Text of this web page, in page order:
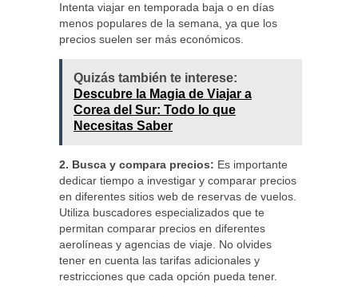
Intenta viajar en temporada baja o en días
menos populares de la semana, ya que los
precios suelen ser más económicos.
Quizás también te interese:
Descubre la Magia de Viajar a
Corea del Sur: Todo lo que
Necesitas Saber
2. Busca y compara precios: Es importante
dedicar tiempo a investigar y comparar precios
en diferentes sitios web de reservas de vuelos.
Utiliza buscadores especializados que te
permitan comparar precios en diferentes
aerolíneas y agencias de viaje. No olvides
tener en cuenta las tarifas adicionales y
restricciones que cada opción pueda tener.